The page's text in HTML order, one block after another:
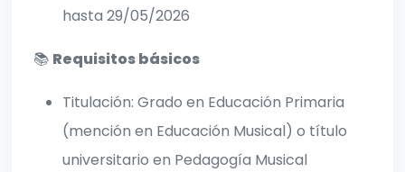
hasta 29/05/2026
📚 Requisitos básicos
Titulación: Grado en Educación Primaria
(mención en Educación Musical) o título
universitario en Pedagogía Musical